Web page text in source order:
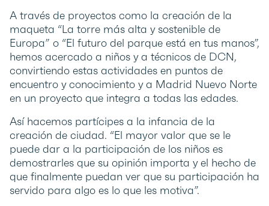
A través de proyectos como la creación de la
maqueta “La torre más alta y sostenible de
Europa” o “El futuro del parque está en tus manos”,
hemos acercado a niños y a técnicos de DCN,
convirtiendo estas actividades en puntos de
encuentro y conocimiento y a Madrid Nuevo Norte
en un proyecto que integra a todas las edades.
Así hacemos partícipes a la infancia de la
creación de ciudad. “El mayor valor que se le
puede dar a la participación de los niños es
demostrarles que su opinión importa y el hecho de
que finalmente puedan ver que su participación ha
servido para algo es lo que les motiva”.